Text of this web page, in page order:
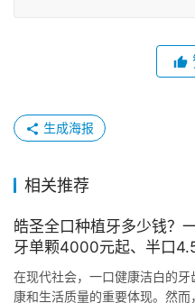
生成海报
相关推荐
皓圣全口种植牙多少钱？
牙单颗4000元起、半口
在现代社会，一口健康洁白的
康和生活质量的重要体现。然